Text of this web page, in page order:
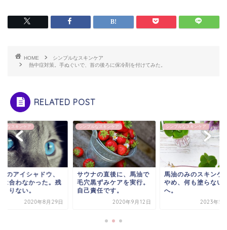
HOME
シンプルなスキンケア
熱中症対策。手ぬぐいで、首の後ろに保冷剤を付けてみた。
RELATED POST
ルなスキンケア
のアイシャドウ、
は合わなかった。残
りない。
2020年8月29日
シンプルなスキンケア
サウナの直後に、馬油で
毛穴黒ずみケアを実行。
自己責任です。
2020年9月12日
シンプルなスキンケア
馬油のみのスキンケ
やめ、何も塗らない
へ。
2023年5